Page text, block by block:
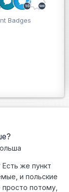
Badges
же пункт
и польские
потому,